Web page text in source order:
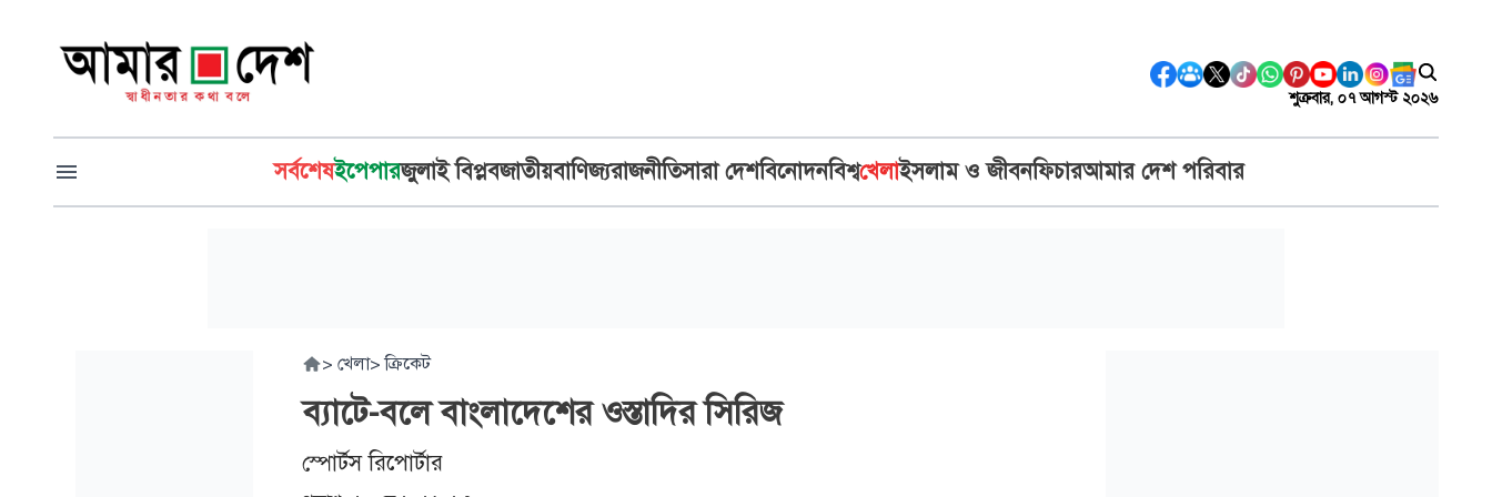
শুক্রবার, ০৭ আগস্ট ২০২৬
সর্বশেষইপেপারজুলাই বিপ্লবজাতীয়বাণিজ্যরাজনীতিসারা দেশবিনোদনবিশ্বখেলাইসলাম ও জীবনফিচারআমার দেশ পরিবার
> খেলা> ক্রিকেট
ব্যাটে-বলে বাংলাদেশের ওস্তাদির সিরিজ
স্পোর্টস রিপোর্টার